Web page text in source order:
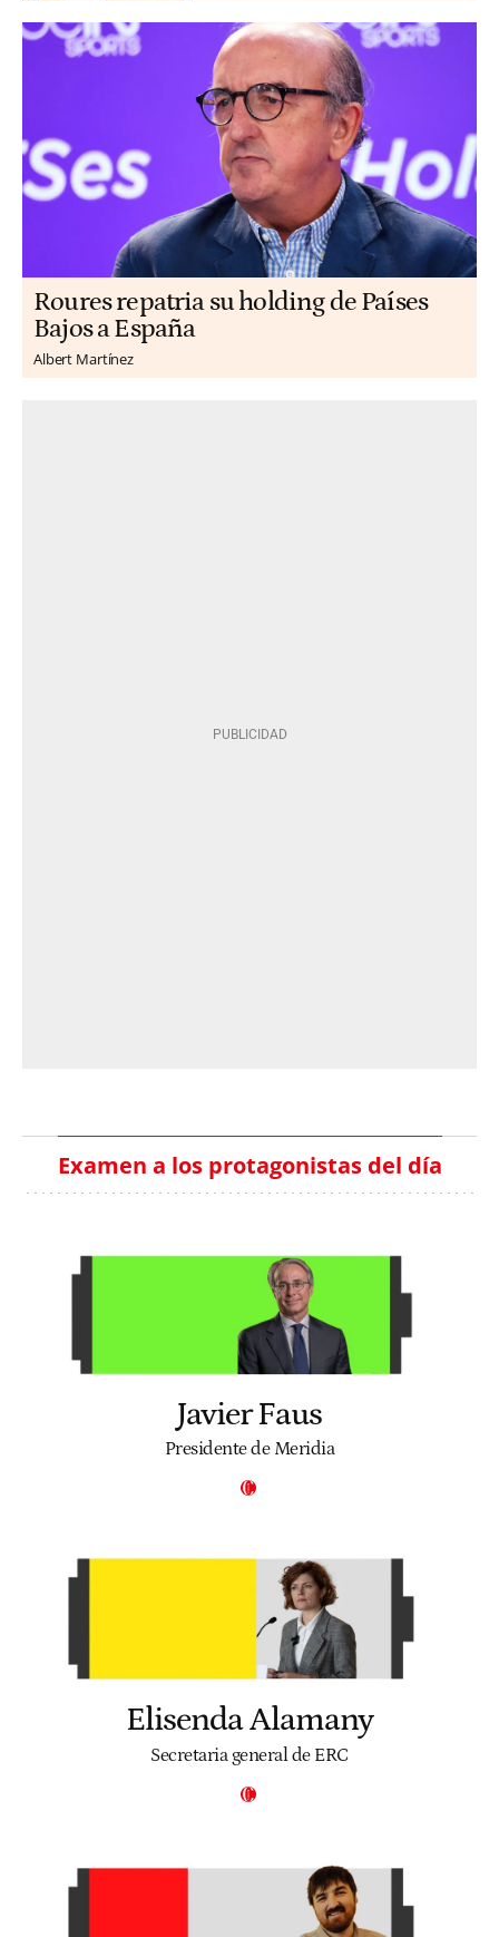
Roures repatria su holding de Países
Bajos a España
Albert Martínez
Examen a los protagonistas del día
Javier Faus
Presidente de Meridia
Elisenda Alamany
Secretaria general de ERC